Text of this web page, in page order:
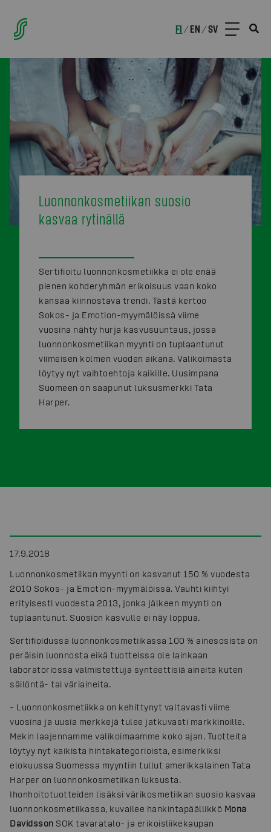
FI /EN /SV
Luonnonkosmetiikan suosio
kasvaa rytinällä
Sertifioitu luonnonkosmetiikka ei ole enää
pienen kohderyhmän erikoisuus vaan koko
kansaa kiinnostava trendi. Tästä kertoo
Sokos- ja Emotion-myymälöissä viime
vuosina nähty hurja kasvusuuntaus, jossa
luonnonkosmetiikan myynti on tuplaantunut
viimeisen kolmen vuoden aikana. Valikoimasta
löytyy nyt vaihtoehtoja kaikille. Uusimpana
Suomeen on saapunut luksusmerkki Tata
Harper.
17.9.2018
Luonnonkosmetiikan myynti on kasvanut 150 % vuodesta
2010 Sokos- ja Emotion-myymälöissä. Vauhti kiihtyi
erityisesti vuodesta 2013, jonka jälkeen myynti on
tuplaantunut. Suosion kasvulle ei näy loppua.
Sertifioidussa luonnonkosmetiikassa 100 % ainesosista on
peräisin luonnosta eikä tuotteissa ole lainkaan
laboratoriossa valmistettuja synteettisiä aineita kuten
säilöntä- tai väriaineita.
- Luonnonkosmetiikka on kehittynyt valtavasti viime
vuosina ja uusia merkkejä tulee jatkuvasti markkinoille.
Mekin laajennamme valikoimaamme koko ajan. Tuotteita
löytyy nyt kaikista hintakategorioista, esimerkiksi
elokuussa Suomessa myyntiin tullut amerikkalainen Tata
Harper on luonnonkosmetiikan luksusta.
Ihonhoitotuotteiden lisäksi värikosmetiikan suosio kasvaa
luonnonkosmetiikassa, kuvailee hankintapäällikkö Mona
Davidsson SOK tavaratalo- ja erikoisliikekaupan